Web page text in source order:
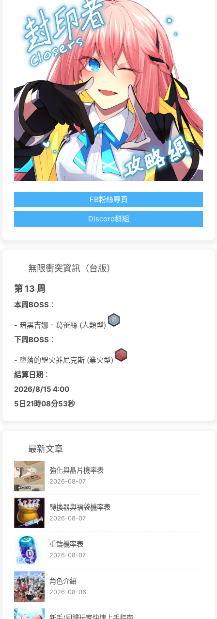
FB粉絲專頁
Discord群組
無限衝突資訊（台版）
第 13 周
本周BOSS ：
- 暗黑吉娜．葛蕾絲 (人類型)
下周BOSS ：
- 墮落的聖火菲尼克斯 (業火型)
結算日期 ：
2026/8/15 4:00
5日21時08分52秒
最新文章
強化與晶片機率表
2026-08-07
轉換器與福袋機率表
2026-08-07
重鑄機率表
2026-08-07
角色介紹
2026-08-06